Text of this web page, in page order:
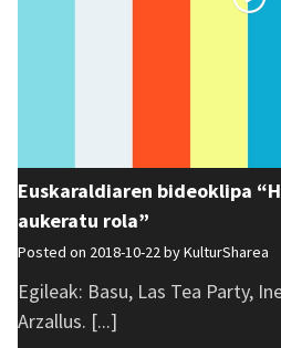
Euskaraldiaren bideoklipa
aukeratu rola”
Posted on 2018-10-22 byKulturSharea
Egileak: Basu, Las Tea Party,
Arzallus. [...]